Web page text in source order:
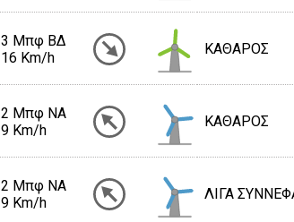
3 Μπφ ΒΔ
16 Km/h
ΚΑΘΑΡΟΣ
2 Μπφ NA
9 Km/h
ΚΑΘΑΡΟΣ
2 Μπφ NA
9 Km/h
ΛΙΓΑ